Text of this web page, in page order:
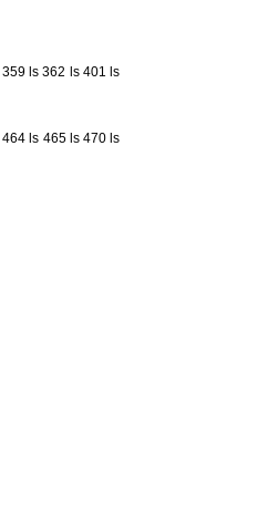
359 ls 362 ls 401 ls
464 ls 465 ls 470 ls